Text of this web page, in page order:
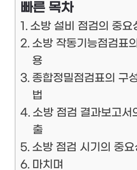
빠른 목차
소방 설비 점검의 중요
소방 작동기능점검표
용
종합정밀점검표의 구
법
소방 점검 결과보고서
출
소방 점검 시기의 중요
마치며